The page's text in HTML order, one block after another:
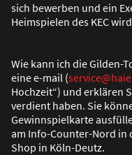
sich bewerben und ein
Heimspielen des KEC
Wie kann ich die Gilden-
eine e-mail (
Hochzeit“) und erklären
verdient haben. Sie
Gewinnspielkarte
am Info-Counter-Nord in
Shop in Köln-Deutz.